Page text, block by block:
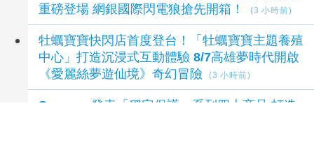
重磅登場 網銀國際閃電狼搶先開箱！
(3 小時前)
牡蠣寶寶快閃店首度登台！「牡蠣寶寶主題養殖
中心」打造沉浸式互動體驗 8/7高雄夢時代開啟
《愛麗絲夢遊仙境》奇幻冒險
(3 小時前)
Saucony發表「穩定保護」系列四大商品 打造